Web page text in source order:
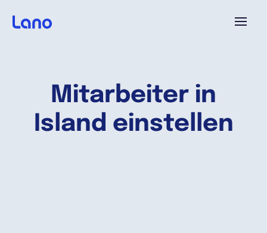
Mitarbeiter in
Island einstellen
Warum Lano?